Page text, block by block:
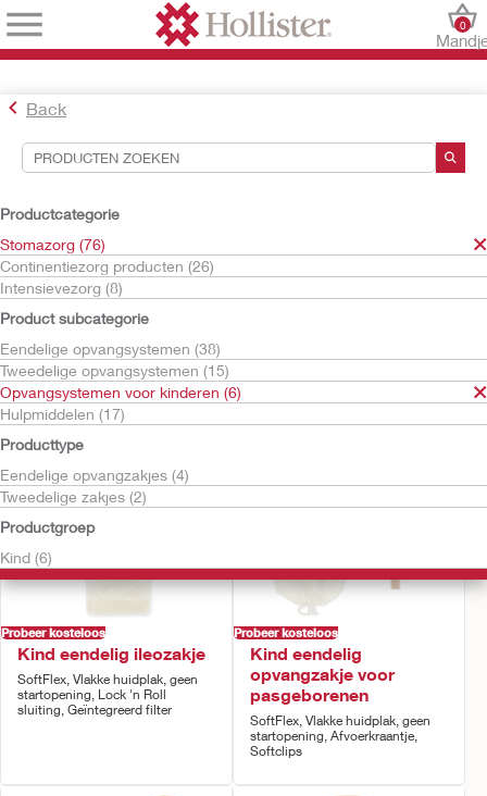
0
Back
Productcategorie
Stomazorg (76)
Continentiezorg producten (26)
Intensievezorg (8)
Product subcategorie
Eendelige opvangsystemen (38)
Tweedelige opvangsystemen (15)
Opvangsystemen voor kinderen (6)
Hulpmiddelen (17)
Producttype
Eendelige opvangzakjes (4)
Tweedelige zakjes (2)
Productgroep
Kind (6)
Hulpmiddelen voor zoekopdrachten
Uw selecties:
Stomazorg
Opvangsystemen voor kinderen
Uw selectie komt overeen met
Sorteren op:
Probeer kosteloos
Kind eendelig ileozakje
SoftFlex, Vlakke huidplak, geen
startopening, Lock 'n Roll
sluiting, Geïntegreerd filter
Probeer kosteloos
Kind eendelig
opvangzakje voor
pasgeborenen
SoftFlex, Vlakke huidplak, geen
startopening, Afvoerkraantje,
Softclips